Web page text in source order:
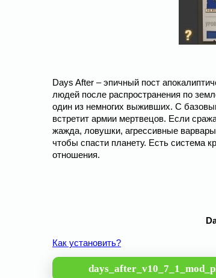
Days After – эпичный пост
людей после распространения по
один из немногих выживших. С
встретит армии мертвецов. Если
жажда, ловушки, агрессивные
чтобы спасти планету. Есть система
отношения.
Как установить?